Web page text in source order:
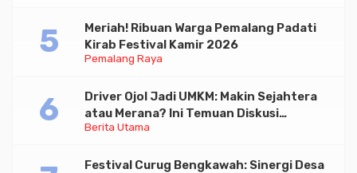
Pemalang Raya
Meriah! Ribuan Warga Pemalang Padati
Kirab Festival Kamir 2026
Berita Utama
Driver Ojol Jadi UMKM: Makin Sejahtera
atau Merana? Ini Temuan Diskusi
Paramadina
Festival Curug Bengkawah: Sinergi Desa